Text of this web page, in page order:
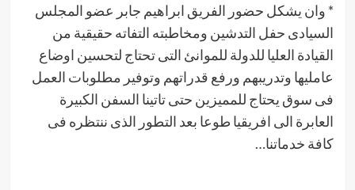
* وان يشكل حضور الفريق ابراهيم جابر عضو المجلس
السيادى حفل التدشين ومخاطبته التفاته حقيقية من
القيادة العليا للدولة للموانئ التى تحتاج لتحسين اوضاع
عامليها وتدريبهم ورفع قدراتهم وتوفير مطلوبات العمل
فى سوق يحتاج للمميزين حتى تاتينا السفن الكبيرة
العابرة الى افريقيا طوعا بعد التطور الذى ننتظره فى
كافة خدماتنا…